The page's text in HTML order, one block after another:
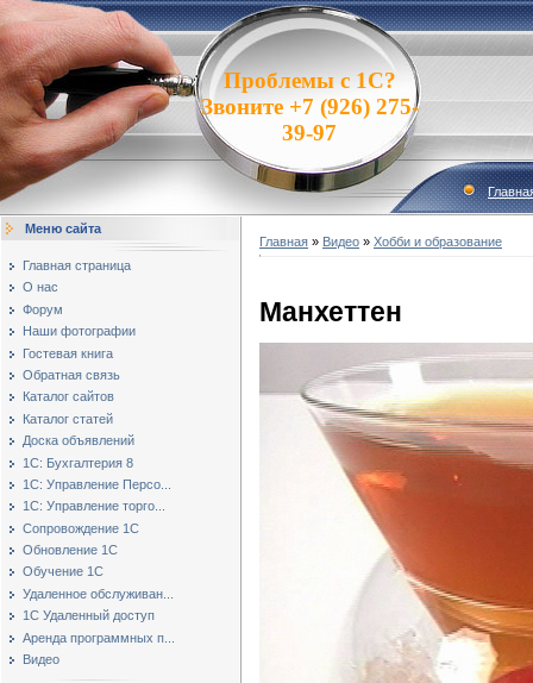
Проблемы с 1С?
Звоните +7 (926) 275-
39-97
Меню сайта
Главная страница
О нас
Форум
Наши фотографии
Гостевая книга
Обратная связь
Каталог сайтов
Каталог статей
Доска объявлений
1С: Бухгалтерия 8
1С: Управление Персо...
1С: Управление торго...
Сопровождение 1С
Обновление 1С
Обучение 1С
Удаленное обслуживан...
1С Удаленный доступ
Аренда программных п...
Видео
Главная » Видео » Хобби и образование
Манхеттен